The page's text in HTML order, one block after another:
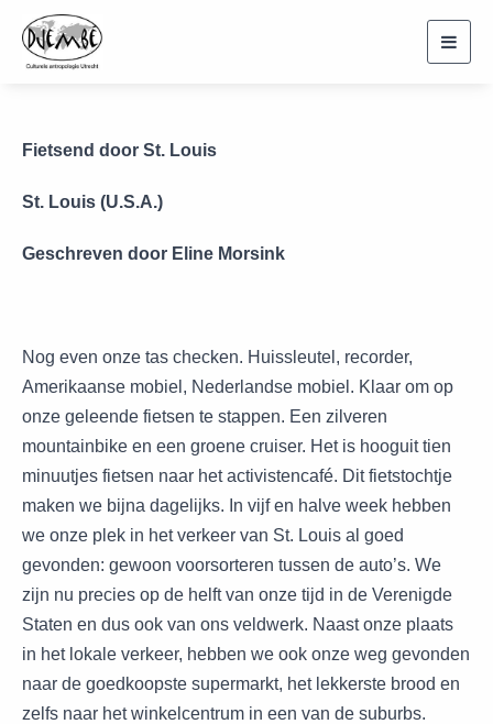
Fietsend door St. Louis
St. Louis (U.S.A.)
Geschreven door Eline Morsink
Nog even onze tas checken. Huissleutel, recorder,
Amerikaanse mobiel, Nederlandse mobiel. Klaar om op
onze geleende fietsen te stappen. Een zilveren
mountainbike en een groene cruiser. Het is hooguit tien
minuutjes fietsen naar het activistencafé. Dit fietstochtje
maken we bijna dagelijks. In vijf en halve week hebben
we onze plek in het verkeer van St. Louis al goed
gevonden: gewoon voorsorteren tussen de auto’s. We
zijn nu precies op de helft van onze tijd in de Verenigde
Staten en dus ook van ons veldwerk. Naast onze plaats
in het lokale verkeer, hebben we ook onze weg gevonden
naar de goedkoopste supermarkt, het lekkerste brood en
zelfs naar het winkelcentrum in een van de suburbs.